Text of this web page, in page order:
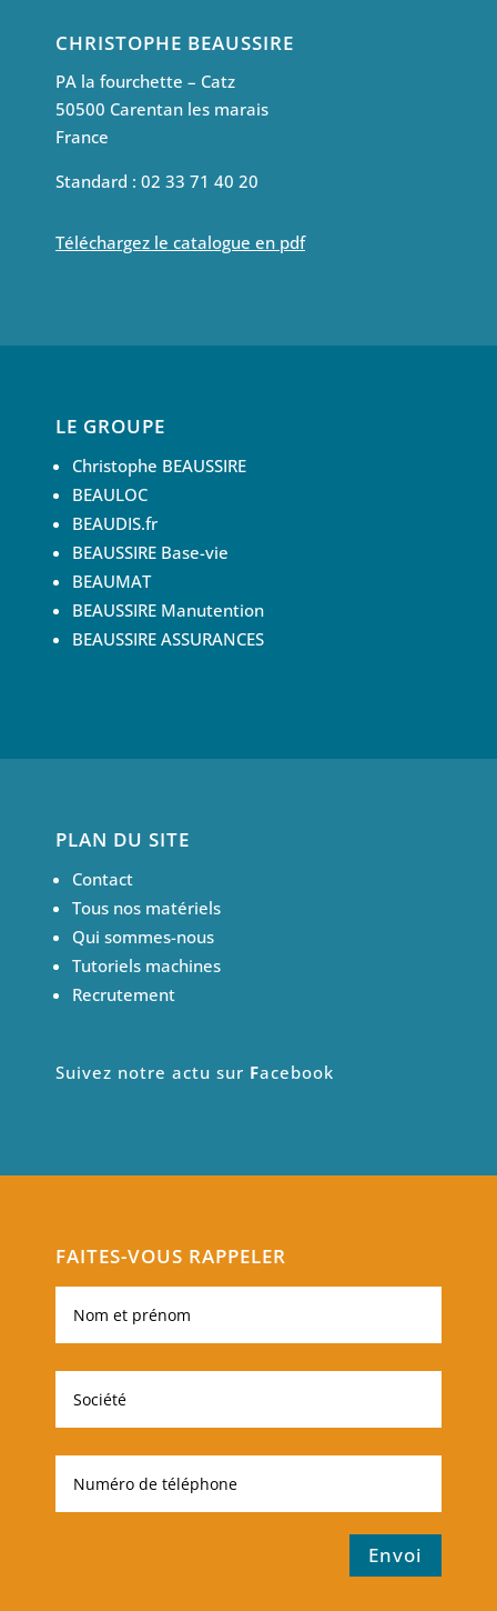
CHRISTOPHE BEAUSSIRE
PA la fourchette – Catz
50500 Carentan les marais
France
Standard : 02 33 71 40 20
Téléchargez le catalogue en pdf
LE GROUPE
Christophe BEAUSSIRE
BEAULOC
BEAUDIS.fr
BEAUSSIRE Base-vie
BEAUMAT
BEAUSSIRE Manutention
BEAUSSIRE ASSURANCES
PLAN DU SITE
Contact
Tous nos matériels
Qui sommes-nous
Tutoriels machines
Recrutement
Suivez notre actu sur Facebook
FAITES-VOUS RAPPELER
Envoi